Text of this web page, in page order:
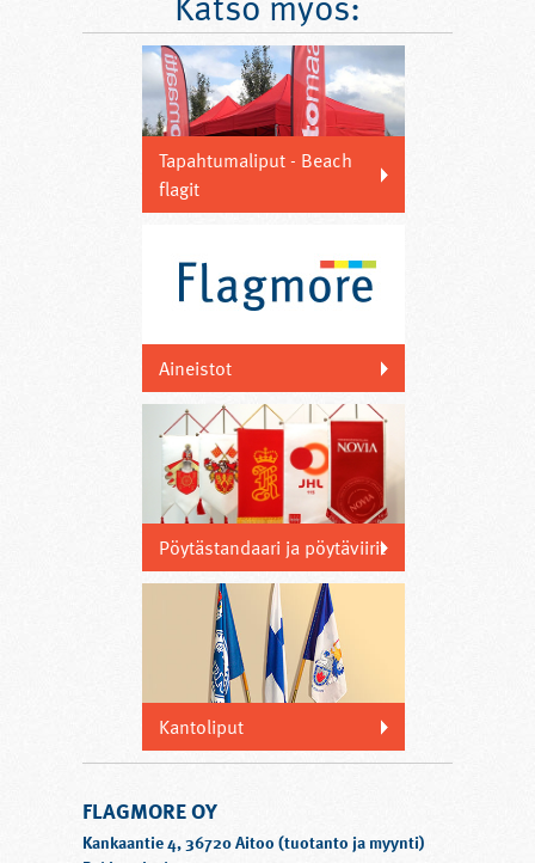
Tapahtumaliput - Beach
flagit
Aineistot
Pöytästandaari ja pöytäviirit
Kantoliput
FLAGMORE OY
Kankaantie 4, 36720 Aitoo (tuotanto ja myynti)